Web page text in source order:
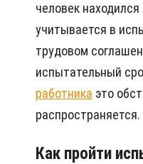
человек
учитывается в
трудовом
испытательный
работника это
распространяется.
Как пройти